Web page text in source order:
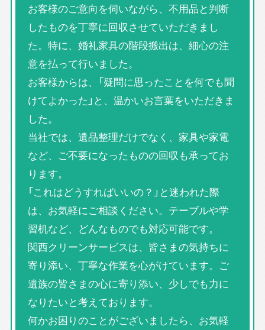
お客様のご意向を伺いながら、不用品と判断
したものを丁寧に回収させていただきまし
た。特に、婚礼家具の階段搬出は、細心の注
意を払って行いました。
お客様からは、「疑問に思ったことを何でも聞
けてよかった」と、温かいお言葉をいただきま
した。
当社では、遺品整理だけでなく、家具や家電
など、ご不要になったものの回収も承ってお
ります。
「これはどうすればいいの？」と迷われた際
は、お気軽にご相談ください。テーブルや学
習机など、どんなものでも対応可能です。
関西クリーンサービスは、皆さまの気持ちに
寄り添い、丁寧な作業を心がけています。ご
遺族の皆さまの心に寄り添い、少しでも力に
なりたいと考えております。
何かお困りのことがございましたら、お気軽